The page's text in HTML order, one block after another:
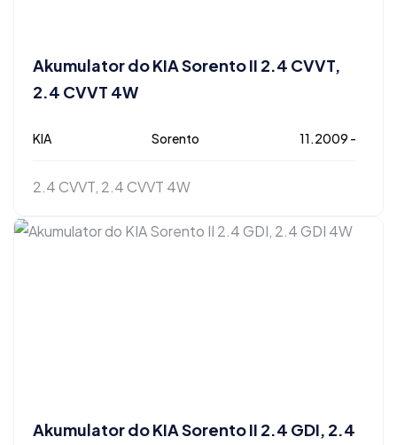
Akumulator do KIA Sorento II 2.4 CVVT,
2.4 CVVT 4W
KIA Sorento 11.2009 -
2.4 CVVT, 2.4 CVVT 4W
Akumulator do KIA Sorento II 2.4 GDI, 2.4